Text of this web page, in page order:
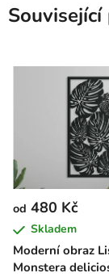
Moderní obraz
Monstera
od 480 Kč
Skladem